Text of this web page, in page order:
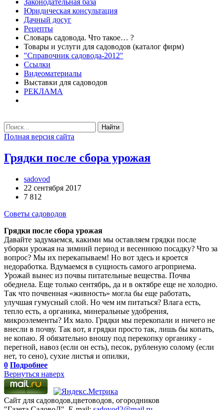
Законодательная база
Юридическая консультация
Дачный досуг
Рецепты
Словарь садовода. Что такое… ?
Товары и услуги для садоводов (каталог фирм)
"Справочник садовода-2012"
Ссылки
Видеоматериалы
Выставки для садоводов
РЕКЛАМА
Найти
Полная версия сайта
Грядки после сбора урожая
sadovod
22 сентября 2017
7 812
Советы садоводов
Грядки после сбора урожая
Давайте задумаемся, какими мы оставляем грядки после
уборки урожая на зимний период и весеннюю посадку? Что за
вопрос? Мы их перекапываем! Но вот здесь и кроется
недоработка. Вдумаемся в сущность самого агроприема.
Урожай вынес из почвы питательные вещества. Почва
обеднела. Еще только сентябрь, да и в октябре еще не холодно.
Так что почвенная «живность» могла бы еще работать,
улучшая гумусный слой. Но чем им питаться? Влага есть,
тепло есть, а органика, минеральные удобрения,
микроэлементы? Их мало. Грядки мы перекопали и ничего не
внесли в почву. Так вот, я грядки просто так, лишь бы копать,
не копаю. Я обязательно вношу под перекопку органику -
перегной, навоз (если он есть), песок, рубленую солому (если
нет, то сено), сухие листья и опилки,
0 Подробнее
Вернуться наверх
Сайт для садоводов,цветоводов, огородников